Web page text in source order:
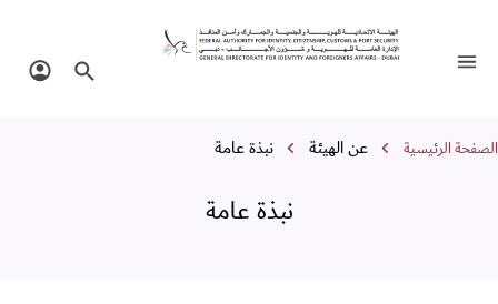
نبذة عامة
تبديل التنقل البحث في
مسار التنقل
الصفحة الرئيسية عن الهيئة نبذة عامة
نبذة عامة